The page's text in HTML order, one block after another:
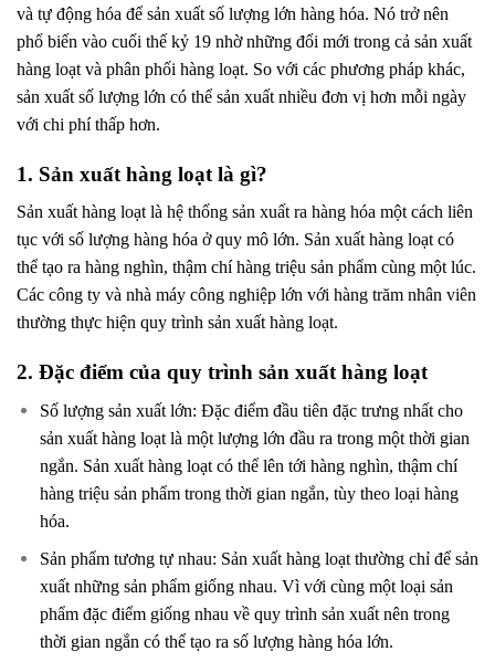
và tự động hóa để sản xuất số lượng lớn hàng hóa. Nó trở nên
phổ biến vào cuối thế kỷ 19 nhờ những đổi mới trong cả sản xuất
hàng loạt và phân phối hàng loạt. So với các phương pháp khác,
sản xuất số lượng lớn có thể sản xuất nhiều đơn vị hơn mỗi ngày
với chi phí thấp hơn.
1. Sản xuất hàng loạt là gì?
Sản xuất hàng loạt là hệ thống sản xuất ra hàng hóa một cách liên
tục với số lượng hàng hóa ở quy mô lớn. Sản xuất hàng loạt có
thể tạo ra hàng nghìn, thậm chí hàng triệu sản phẩm cùng một lúc.
Các công ty và nhà máy công nghiệp lớn với hàng trăm nhân viên
thường thực hiện quy trình sản xuất hàng loạt.
2. Đặc điểm của quy trình sản xuất hàng loạt
Số lượng sản xuất lớn: Đặc điểm đầu tiên đặc trưng nhất cho
sản xuất hàng loạt là một lượng lớn đầu ra trong một thời gian
ngắn. Sản xuất hàng loạt có thể lên tới hàng nghìn, thậm chí
hàng triệu sản phẩm trong thời gian ngắn, tùy theo loại hàng
hóa.
Sản phẩm tương tự nhau: Sản xuất hàng loạt thường chỉ để sản
xuất những sản phẩm giống nhau. Vì với cùng một loại sản
phẩm đặc điểm giống nhau về quy trình sản xuất nên trong
thời gian ngắn có thể tạo ra số lượng hàng hóa lớn.